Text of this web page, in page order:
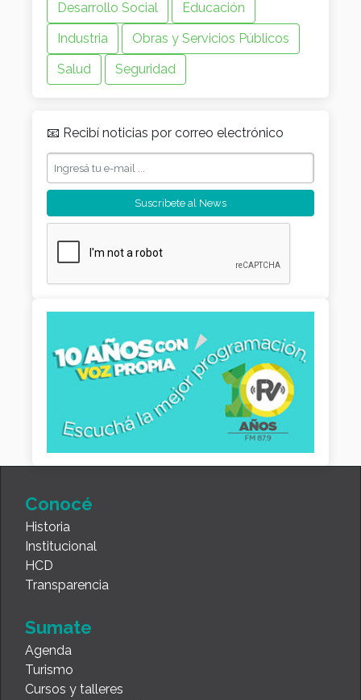
Desarrollo Social
Educación
Industria
Obras y Servicios Públicos
Salud
Seguridad
📧 Recibí noticias por correo electrónico
Conocé
Historia
Institucional
HCD
Transparencia
Sumate
Agenda
Turismo
Cursos y talleres